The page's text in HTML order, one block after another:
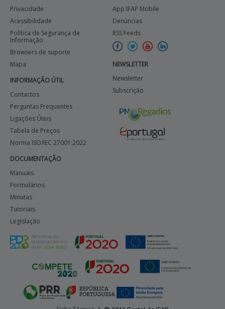
Privacidade
Acessibilidade
Política de Segurança de
Informação
Browsers de suporte
Mapa
INFORMAÇÃO ÚTIL
Contactos
Perguntas Frequentes
Ligações Úteis
Tabela de Preços
Norma ISO/IEC 27001:2022
DOCUMENTAÇÃO
Manuais
Formulários
Minutas
Tutoriais
Legislação
App IFAP Mobile
Denúncias
RSS Feeds
NEWSLETTER
Newsletter
Subscrição